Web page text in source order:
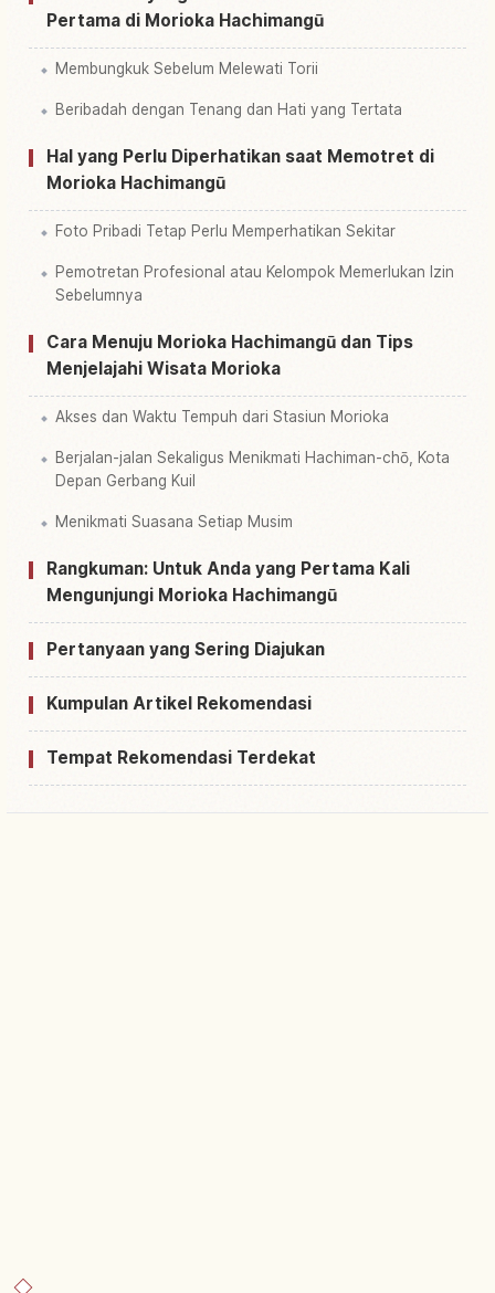
Pertama di Morioka Hachimangū
Membungkuk Sebelum Melewati Torii
Beribadah dengan Tenang dan Hati yang Tertata
Hal yang Perlu Diperhatikan saat Memotret di
Morioka Hachimangū
Foto Pribadi Tetap Perlu Memperhatikan Sekitar
Pemotretan Profesional atau Kelompok Memerlukan Izin
Sebelumnya
Cara Menuju Morioka Hachimangū dan Tips
Menjelajahi Wisata Morioka
Akses dan Waktu Tempuh dari Stasiun Morioka
Berjalan-jalan Sekaligus Menikmati Hachiman-chō, Kota
Depan Gerbang Kuil
Menikmati Suasana Setiap Musim
Rangkuman: Untuk Anda yang Pertama Kali
Mengunjungi Morioka Hachimangū
Pertanyaan yang Sering Diajukan
Kumpulan Artikel Rekomendasi
Tempat Rekomendasi Terdekat